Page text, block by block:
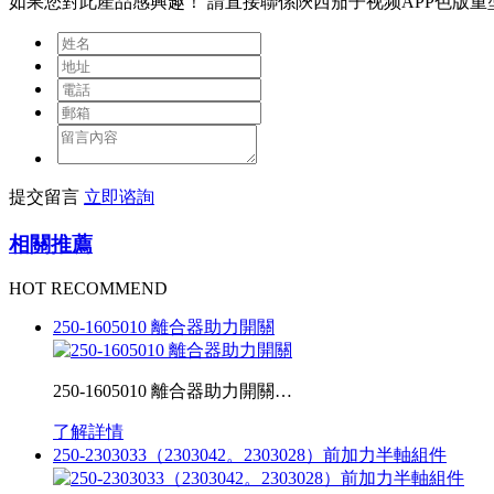
提交留言 立即谘詢
相關推薦
HOT RECOMMEND
250-1605010 離合器助力開關
250-1605010 離合器助力開關…
了解詳情
250-2303033（2303042。2303028）前加力半軸組件